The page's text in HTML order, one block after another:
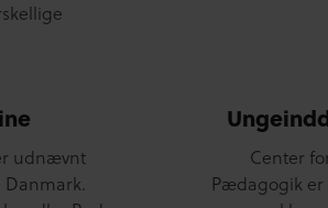
udnævnt
Danmark.
Center
Pædagogik er